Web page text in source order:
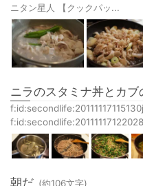
ニタン星人 【クックパッ...
ニラのスタミナ丼とカブ
朝だ (約106文字)